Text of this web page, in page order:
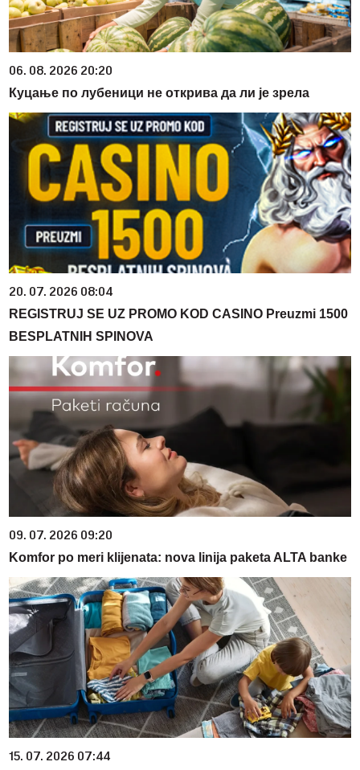
06. 08. 2026 20:20
Куцање по лубеници не открива да ли је зрела
20. 07. 2026 08:04
REGISTRUJ SE UZ PROMO KOD CASINO Preuzmi 1500
BESPLATNIH SPINOVA
09. 07. 2026 09:20
Komfor po meri klijenata: nova linija paketa ALTA banke
15. 07. 2026 07:44